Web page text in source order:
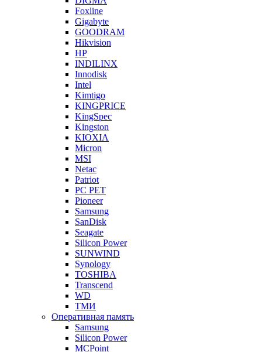
Foxline
Gigabyte
GOODRAM
Hikvision
HP
INDILINX
Innodisk
Intel
Kimtigo
KINGPRICE
KingSpec
Kingston
KIOXIA
Micron
MSI
Netac
Patriot
PC PET
Pioneer
Samsung
SanDisk
Seagate
Silicon Power
SUNWIND
Synology
TOSHIBA
Transcend
WD
ТМИ
Оперативная память
Samsung
Silicon Power
MCPoint